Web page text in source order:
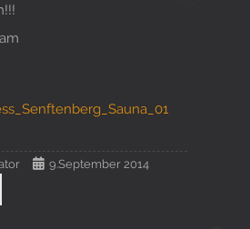
9.September 2014